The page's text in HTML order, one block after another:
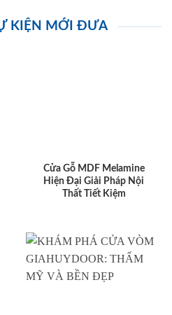
KIỆN MỚI ĐƯA
Cửa Gỗ MDF Melamine
Hiện Đại Giải Pháp Nội
Thất Tiết Kiệm